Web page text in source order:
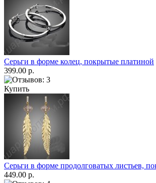
Серьги в форме колец, покрытые платиной
399.00 р.
Купить
Серьги в форме продолговатых листьев,
449.00 р.